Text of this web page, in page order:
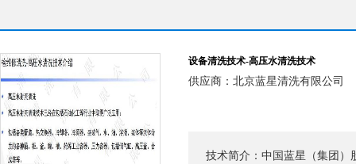
设备清洗技术-高压水清洗技术
供应商：北京蓝星清洗有限公司
技术简介：中国蓝星（集团）